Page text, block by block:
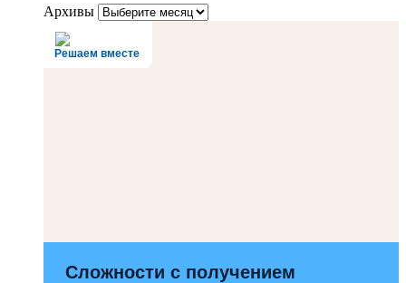
Архивы
Решаем вместе
Сложности с получением